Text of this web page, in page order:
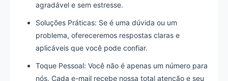
agradável e sem estresse.
Soluções Práticas: Se é uma dúvida ou um
problema, ofereceremos respostas claras e
aplicáveis que você pode confiar.
Toque Pessoal: Você não é apenas um número para
nós. Cada e-mail recebe nossa total atenção e seu